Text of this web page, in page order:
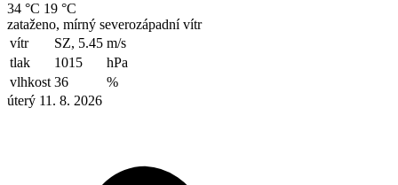
34 °C 19 °C
zataženo, mírný severozápadní vítr
vítr
SZ, 5.45 m/s
tlak
1015
hPa
vlhkost 36
%
úterý 11. 8. 2026